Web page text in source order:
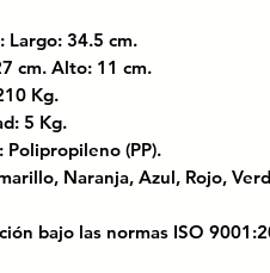
Largo: 34.5 cm.
cm. Alto: 11 cm.
Kg.
5 Kg.
Polipropileno (PP).
Naranja, Azul, Rojo,
bajo las normas ISO